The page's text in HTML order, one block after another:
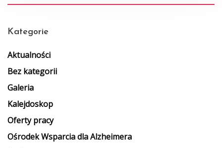
Kategorie
Aktualności
Bez kategorii
Galeria
Kalejdoskop
Oferty pracy
Ośrodek Wsparcia dla Alzheimera